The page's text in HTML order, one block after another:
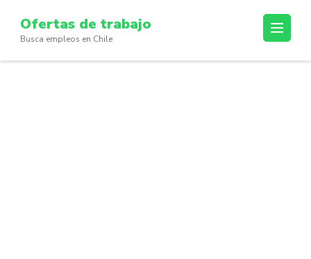
content
(Press
Ofertas de trabajo
Busca empleos en Chile